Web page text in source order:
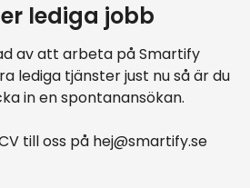
lediga jobb
av att arbeta på Smartify
lediga tjänster just nu så är du
in en spontanansökan.
till oss på hej@smartify.se